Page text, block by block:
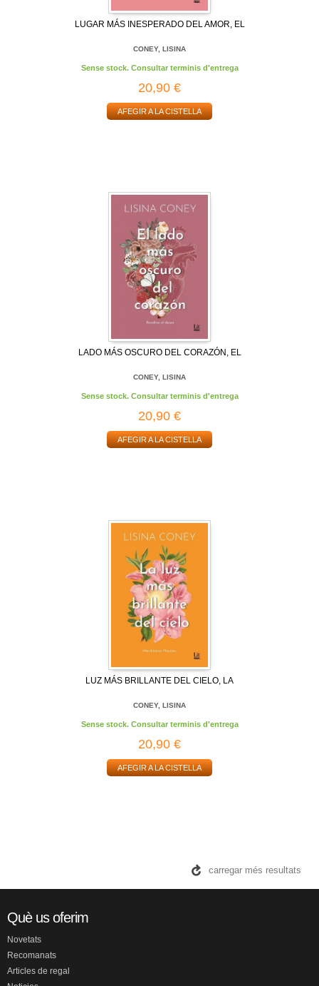
LUGAR MÁS INESPERADO DEL AMOR, EL
CONEY, LISINA
Sense stock. Consultar terminis d'entrega
20,90 €
AFEGIR A LA CISTELLA
LADO MÁS OSCURO DEL CORAZÓN, EL
CONEY, LISINA
Sense stock. Consultar terminis d'entrega
20,90 €
AFEGIR A LA CISTELLA
LUZ MÁS BRILLANTE DEL CIELO, LA
CONEY, LISINA
Sense stock. Consultar terminis d'entrega
20,90 €
AFEGIR A LA CISTELLA
carregar més resultats
Què us oferim
Novetats
Recomanats
Articles de regal